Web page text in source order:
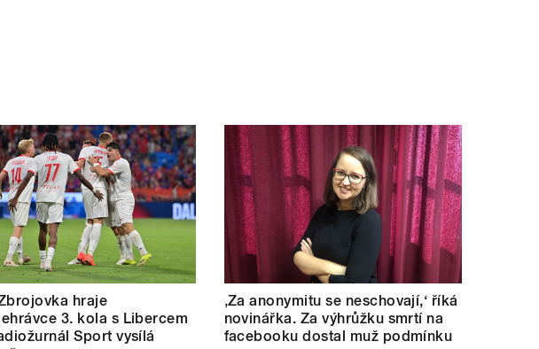
hraje
3. kola s Libercem
Sport vysílá
‚Za anonymitu se neschovají,‘ říká
novinářka. Za výhrůžku smrtí na
facebooku dostal muž podmínku